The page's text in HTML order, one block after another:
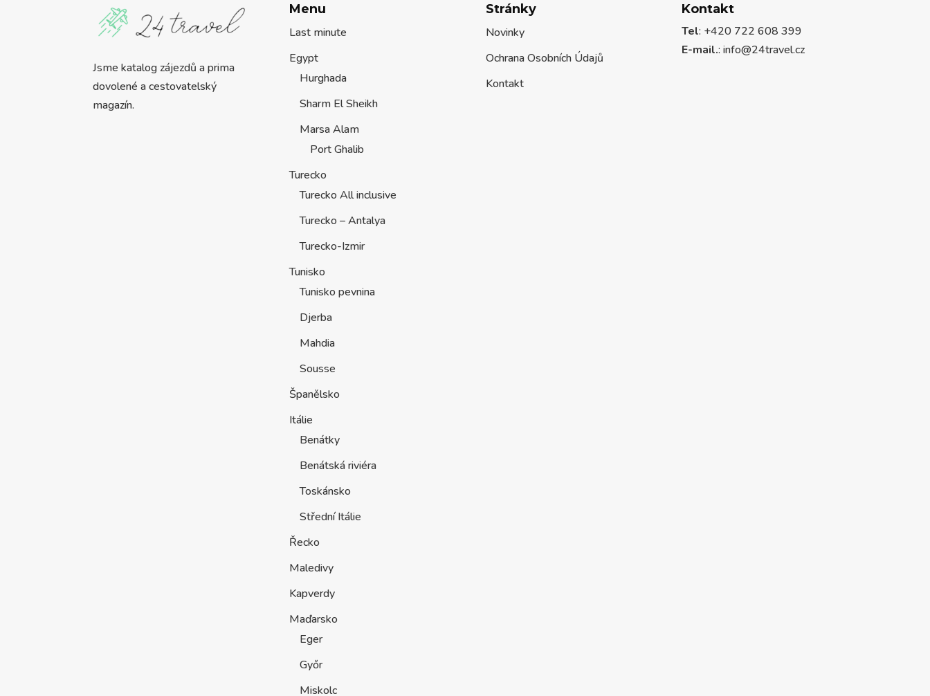
Jsme katalog zájezdů a prima
dovolené a cestovatelský
magazín.
Menu
Last minute
Egypt
Hurghada
Sharm El Sheikh
Marsa Alam
Port Ghalib
Turecko
Turecko All inclusive
Turecko – Antalya
Turecko-Izmir
Tunisko
Tunisko pevnina
Djerba
Mahdia
Sousse
Španělsko
Itálie
Benátky
Benátská riviéra
Toskánsko
Střední Itálie
Řecko
Maledivy
Kapverdy
Maďarsko
Eger
Győr
Miskolc
Stránky
Novinky
Ochrana Osobních Údajů
Kontakt
Kontakt
Tel: +420 722 608 399
E-mail.:info@24travel.cz